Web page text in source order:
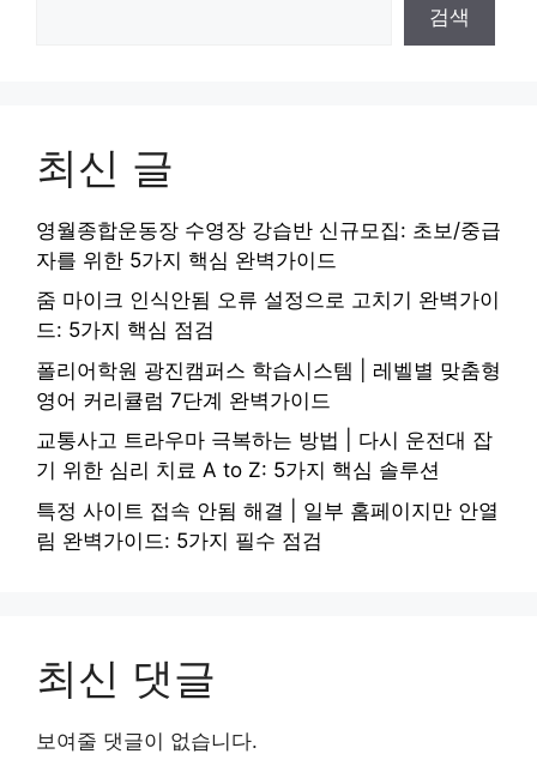
검색
최신 글
영월종합운동장 수영장 강습반 신규모집: 초보/중급
자를 위한 5가지 핵심 완벽가이드
줌 마이크 인식안됨 오류 설정으로 고치기 완벽가이
드: 5가지 핵심 점검
폴리어학원 광진캠퍼스 학습시스템 | 레벨별 맞춤형
영어 커리큘럼 7단계 완벽가이드
교통사고 트라우마 극복하는 방법 | 다시 운전대 잡
기 위한 심리 치료 A to Z: 5가지 핵심 솔루션
특정 사이트 접속 안됨 해결 | 일부 홈페이지만 안열
림 완벽가이드: 5가지 필수 점검
최신 댓글
보여줄 댓글이 없습니다.